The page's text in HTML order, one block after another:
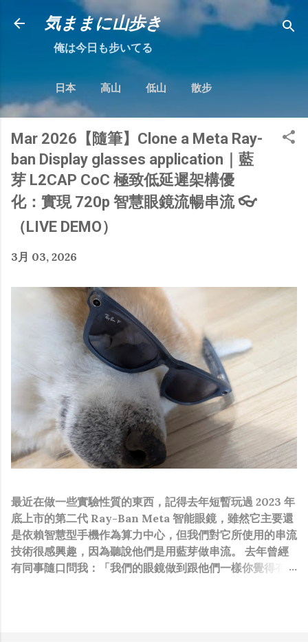
跳到主要內容
気ままに山歩き
俺は今日も步いてる
日本 高山 低山 散步
Mar 2026【隨筆】Clone a Meta Ray-
ban Display glasses application｜藍
芽 L2CAP CoC 極致低延遲架構優
化：實現 720p 智慧眼鏡流暢串流 👓
（LIVE DEMO）
3月 03, 2026
最近在做一些實驗性質的東西，記得去年短暫玩過 2023 年
底上市的第二代 Ray-Ban Meta 智能眼鏡，雖然它主要還
是依賴智慧型手機作為算力中心，但我們對它所使用的串流
技術很感興趣，因為聽說他們是用藍芽做串流。 去年曾經
有同事隨口問我：「我們的眼鏡做到跟他們一樣你覺得有可